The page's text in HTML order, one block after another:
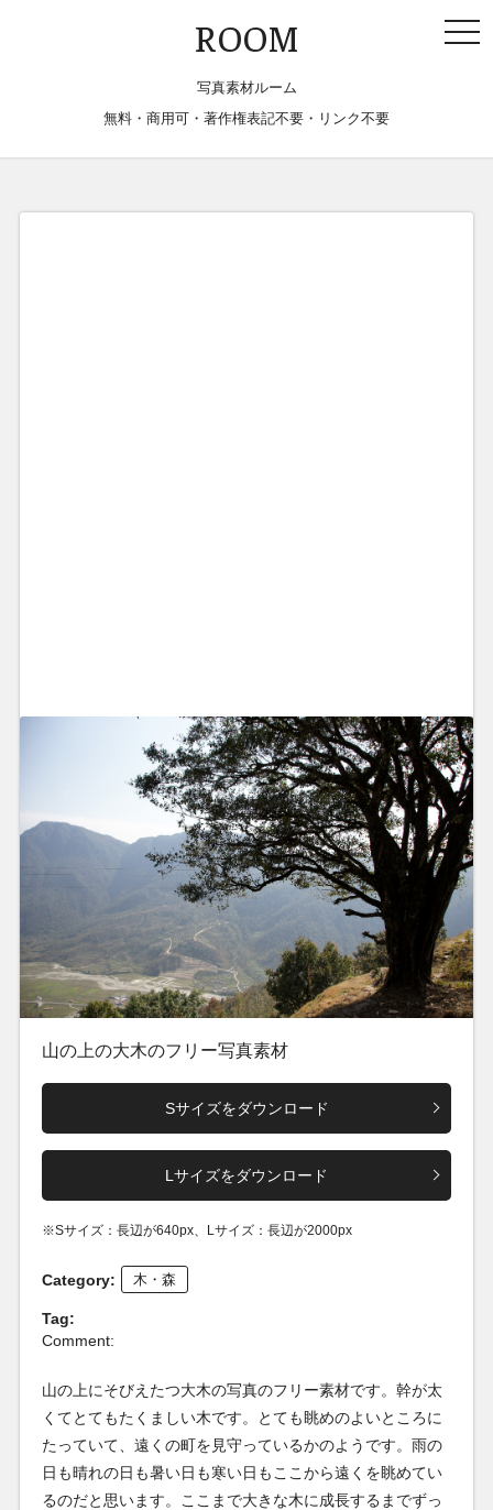
ROOM
写真素材ルーム
無料・商用可・著作権表記不要・リンク不要
山の上の大木のフリー写真素材
Sサイズをダウンロード
Lサイズをダウンロード
※Sサイズ：長辺が640px、Lサイズ：長辺が2000px
Category: 木・森
Tag:
Comment:
山の上にそびえたつ大木の写真のフリー素材です。幹が太
くてとてもたくましい木です。とても眺めのよいところに
たっていて、遠くの町を見守っているかのようです。雨の
日も晴れの日も暑い日も寒い日もここから遠くを眺めてい
るのだと思います。ここまで大きな木に成長するまでずっ